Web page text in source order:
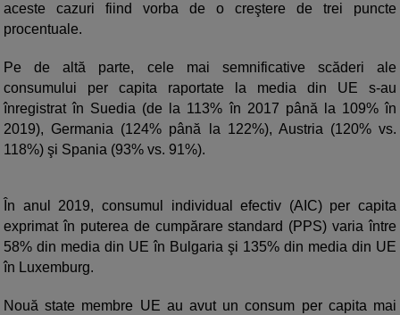
aceste cazuri fiind vorba de o creştere de trei puncte
procentuale.
Pe de altă parte, cele mai semnificative scăderi ale
consumului per capita raportate la media din UE s-au
înregistrat în Suedia (de la 113% în 2017 până la 109% în
2019), Germania (124% până la 122%), Austria (120% vs.
118%) şi Spania (93% vs. 91%).
În anul 2019, consumul individual efectiv (AIC) per capita
exprimat în puterea de cumpărare standard (PPS) varia între
58% din media din UE în Bulgaria şi 135% din media din UE
în Luxemburg.
Nouă state membre UE au avut un consum per capita mai